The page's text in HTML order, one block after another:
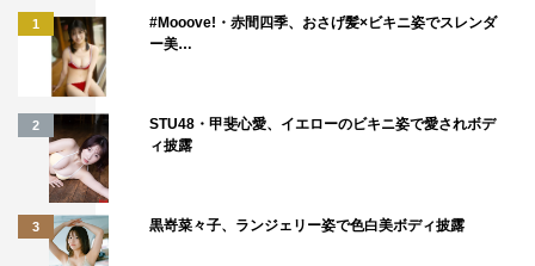
1
#Mooove!・赤間四季、おさげ髪×ビキニ姿でスレンダ
ー美…
2
STU48・甲斐心愛、イエローのビキニ姿で愛されボデ
ィ披露
3 黒嵜菜々子、ランジェリー姿で色白美ボディ披露